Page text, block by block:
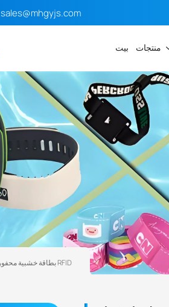
sales@mhgyjs.com
بيت
بطاقة خشبية محفور عليها شعار RFID